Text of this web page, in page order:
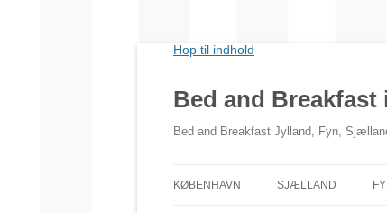
Hop til indhold
Bed and Breakfast
Bed and Breakfast Jylland, Fyn,
KØBENHAVN SJÆLLAND